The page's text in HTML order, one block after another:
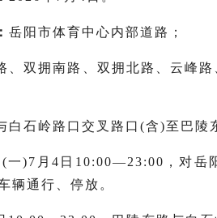
岳阳市体育中心内部道路；
、双拥南路、双拥北路、云峰
白石岭路口交叉路口(含)至巴陵
(一)7月4日10:00—23:00，对岳
辆通行、停放。